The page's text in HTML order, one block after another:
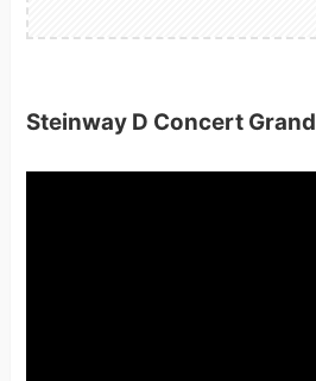
Steinway D Concert Grand